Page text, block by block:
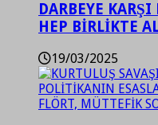
DARBEYE
HEP BİRLİKTE
19/03/2025